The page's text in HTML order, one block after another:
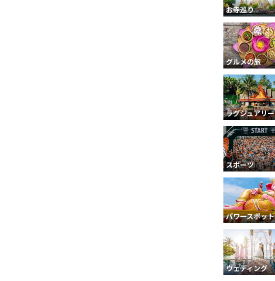
お寺巡り
グルメの旅
ラグジュアリー
スポーツ
パワースポット
ウェディング